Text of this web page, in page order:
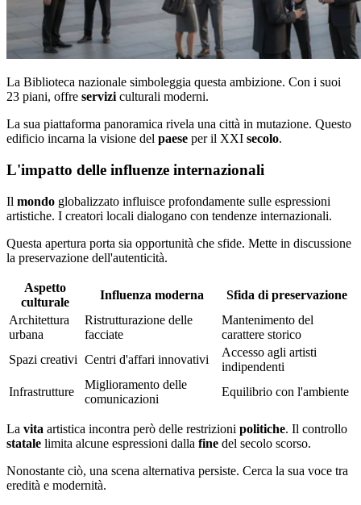
La Biblioteca nazionale simboleggia questa ambizione. Con i suoi
23 piani, offre servizi culturali moderni.
La sua piattaforma panoramica rivela una città in mutazione. Questo
edificio incarna la visione del paese per il XXI secolo.
L'impatto delle influenze internazionali
Il mondo globalizzato influisce profondamente sulle espressioni
artistiche. I creatori locali dialogano con tendenze internazionali.
Questa apertura porta sia opportunità che sfide. Mette in discussione
la preservazione dell'autenticità.
Aspetto
culturale
Influenza moderna
Sfida di preservazione
Architettura
urbana
Ristrutturazione delle
facciate
Mantenimento del
carattere storico
Spazi creativi Centri d'affari innovativi
Accesso agli artisti
indipendenti
Infrastrutture
Miglioramento delle
comunicazioni
Equilibrio con l'ambiente
La vita artistica incontra però delle restrizioni politiche. Il controllo
statale limita alcune espressioni dalla fine del secolo scorso.
Nonostante ciò, una scena alternativa persiste. Cerca la sua voce tra
eredità e modernità.